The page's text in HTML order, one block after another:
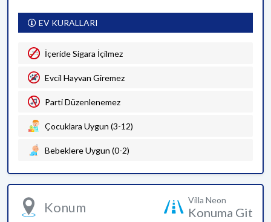
EV KURALLARI
İçeride Sigara İçilmez
Evcil Hayvan Giremez
Parti Düzenlenemez
Çocuklara Uygun (3-12)
Bebeklere Uygun (0-2)
Konum Villa Neon
Konuma Git